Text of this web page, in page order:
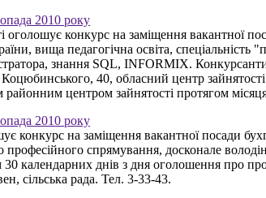
2010 року
оголошує конкурс на заміщення вакантної
вища педагогічна освіта,
знання SQL, INFORMIX.
40, обласний центр
центром зайнятості протягом
2010 року
конкурс на заміщення вакантної посади
професійного спрямування, досконале
календарних днів з дня оголошення про
сільська рада. Тел. 3-33-43.